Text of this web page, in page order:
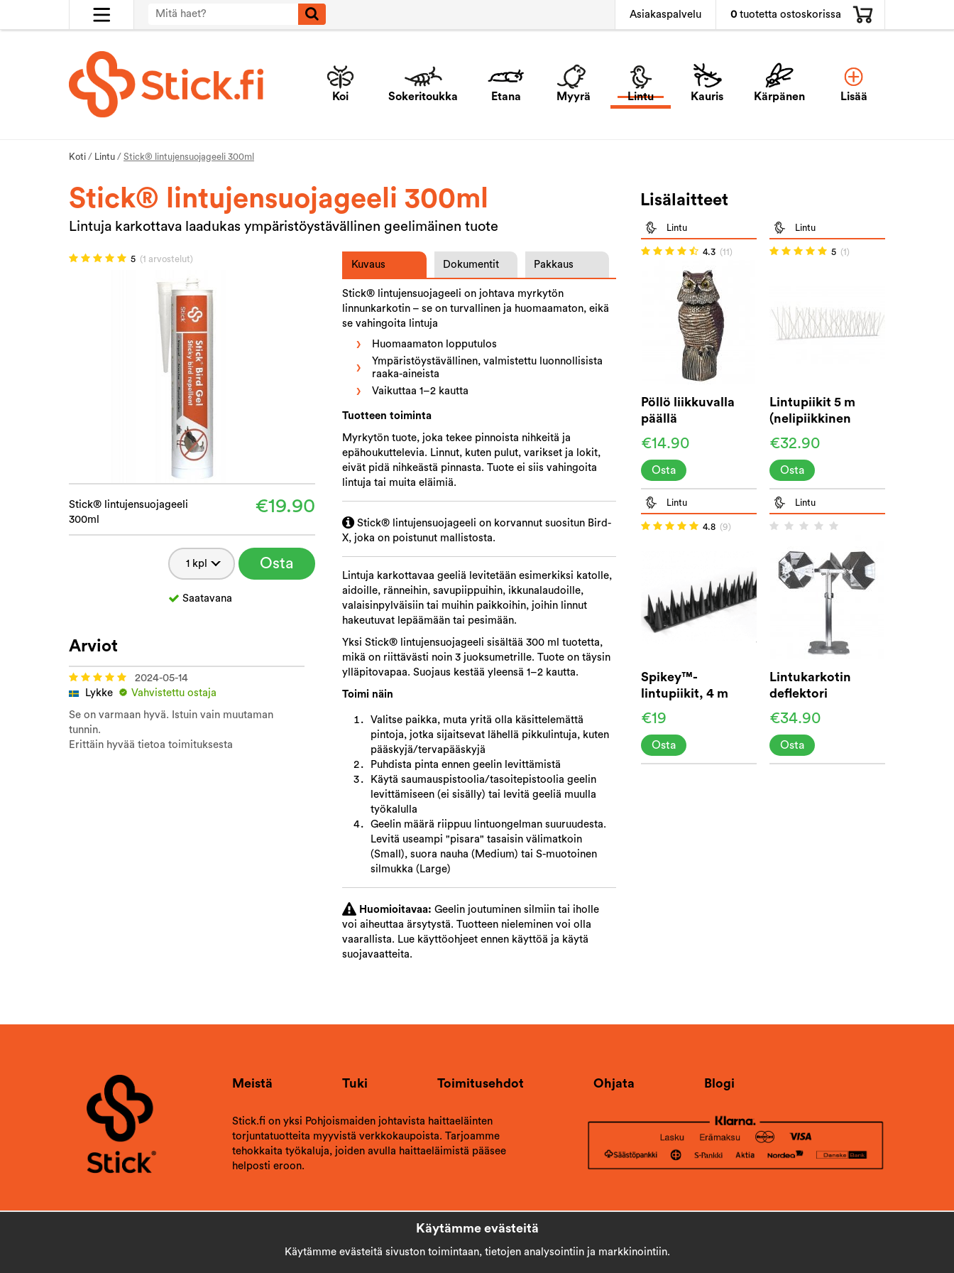
Asiakaspalvelu 0 tuotetta ostoskorissa
Koi Sokeritoukka Etana Myyrä Lintu Kauris Kärpänen Lisää
Koti / Lintu / Stick® lintujensuojageeli 300ml
Stick® lintujensuojageeli 300ml
Lintuja karkottava laadukas ympäristöystävällinen geelimäinen tuote
5 (1 arvostelut)
Stick® lintujensuojageeli
300ml
€19.90
Osta
Saatavana
Kuvaus Dokumentit Pakkaus
Stick® lintujensuojageeli on johtava myrkytön
linnunkarkotin – se on turvallinen ja huomaamaton, eikä
se vahingoita lintuja
Huomaamaton lopputulos
Ympäristöystävällinen, valmistettu luonnollisista
raaka-aineista
Vaikuttaa 1–2 kautta
Tuotteen toiminta
Myrkytön tuote, joka tekee pinnoista nihkeitä ja
epähoukuttelevia. Linnut, kuten pulut, varikset ja lokit,
eivät pidä nihkeästä pinnasta. Tuote ei siis vahingoita
lintuja tai muita eläimiä.
Stick® lintujensuojageeli on korvannut suositun Bird-
X, joka on poistunut mallistosta.
Lintuja karkottavaa geeliä levitetään esimerkiksi katolle,
aidoille, ränneihin, savupiippuihin, ikkunalaudoille,
valaisinpylväisiin tai muihin paikkoihin, joihin linnut
hakeutuvat lepäämään tai pesimään.
Yksi Stick® lintujensuojageeli sisältää 300 ml tuotetta,
mikä on riittävästi noin 3 juoksumetrille. Tuote on täysin
ylläpitovapaa. Suojaus kestää yleensä 1–2 kautta.
Toimi näin
Valitse paikka, muta yritä olla käsittelemättä
pintoja, jotka sijaitsevat lähellä pikkulintuja, kuten
pääskyjä/tervapääskyjä
Puhdista pinta ennen geelin levittämistä
Käytä saumauspistoolia/tasoitepistoolia geelin
levittämiseen (ei sisälly) tai levitä geeliä muulla
työkalulla
Geelin määrä riippuu lintuongelman suuruudesta.
Levitä useampi "pisara" tasaisin välimatkoin
(Small), suora nauha (Medium) tai S-muotoinen
silmukka (Large)
Huomioitavaa:Geelin joutuminen silmiin tai iholle
voi aiheuttaa ärsytystä. Tuotteen nieleminen voi olla
vaarallista. Lue käyttöohjeet ennen käyttöä ja käytä
suojavaatteita.
Arviot
2024-05-14
Lykke
Vahvistettu ostaja
Se on varmaan hyvä. Istuin vain muutaman
tunnin.
Erittäin hyvää tietoa toimituksesta
Lisälaitteet
Lintu
4.3 (11)
Pöllö liikkuvalla
päällä
€14.90
Osta
Lintu
5 (1)
Lintupiikit 5 m
(nelipiikkinen
profiili)
€32.90
Osta
Lintu
4.8 (9)
Spikey™-
lintupiikit, 4 m
€19
Osta
Lintu
Lintukarkotin
deflektori
€34.90
Osta
Meistä Tuki Toimitusehdot Ohjata Blogi
Stick.fi on yksi Pohjoismaiden johtavista haittaeläinten
torjuntatuotteita myyvistä verkkokaupoista. Tarjoamme
tehokkaita työkaluja, joiden avulla haittaeläimistä pääsee
helposti eroon.
Käytämme evästeitä
Käytämme evästeitä sivuston toimintaan, tietojen analysointiin ja markkinointiin.